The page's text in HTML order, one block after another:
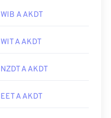
WIB A AKDT
WIT A AKDT
NZDT A AKDT
EET A AKDT